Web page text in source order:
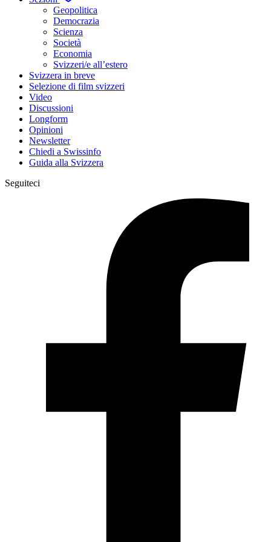
Geopolitica
Democrazia
Scienza
Società
Economia
Svizzeri/e all’estero
Svizzera in breve
Selezione di film svizzeri
Video
Discussioni
Longform
Opinioni
Newsletter
Chiedi a Swissinfo
Guida alla Svizzera
Seguiteci